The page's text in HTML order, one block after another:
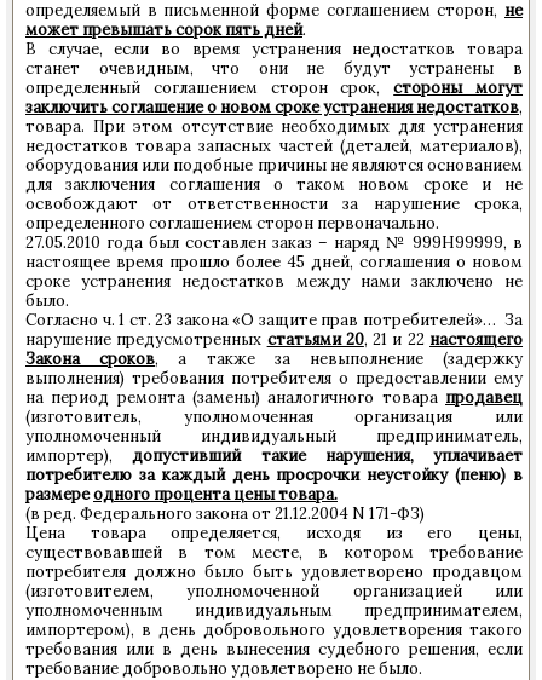
определяемый в письменной форме соглашением сторон, не
может превышать сорок пять дней.
В случае, если во время устранения недостатков товара
станет очевидным, что они не будут устранены в
определенный соглашением сторон срок,стороны могут
заключить соглашение о новом сроке устранения недостатков,
товара. При этом отсутствие необходимых для устранения
недостатков товара запасных частей (деталей, материалов),
оборудования или подобные причины не являются основанием
для заключения соглашения о таком новом сроке и не
освобождают от ответственности за нарушение срока,
определенного соглашением сторон первоначально.
27.05.2010 года был составлен заказ – наряд № 999Н99999, в
настоящее время прошло более 45 дней, соглашения о новом
сроке устранения недостатков между нами заключено не
было.
Согласно ч. 1 ст. 23 закона «О защите прав потребителей»… За
нарушение предусмотренных статьями 20, 21 и 22 настоящего
Закона сроков, а также за невыполнение (задержку
выполнения) требования потребителя о предоставлении ему
на период ремонта (замены) аналогичного товара продавец
(изготовитель, уполномоченная организация или
уполномоченный индивидуальный предприниматель,
импортер),допустивший такие нарушения, уплачивает
потребителю за каждый день просрочки неустойку (пеню) в
размереодного процента цены товара.
(в ред. Федерального закона от 21.12.2004 N 171-ФЗ)
Цена товара определяется, исходя из его цены,
существовавшей в том месте, в котором требование
потребителя должно было быть удовлетворено продавцом
(изготовителем, уполномоченной организацией или
уполномоченным индивидуальным предпринимателем,
импортером), в день добровольного удовлетворения такого
требования или в день вынесения судебного решения, если
требование добровольно удовлетворено не было.